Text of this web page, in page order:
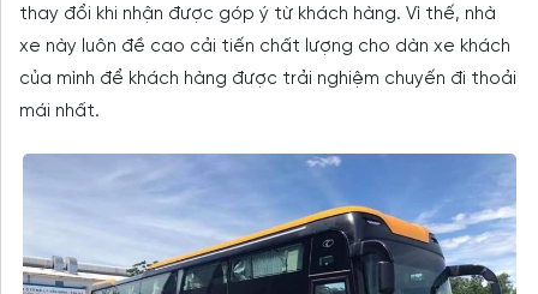
thay đổi khi nhận được góp ý từ khách hàng. Vì thế, nhà
xe này luôn đề cao cải tiến chất lượng cho dàn xe khách
của mình để khách hàng được trải nghiệm chuyến đi thoải
mái nhất.